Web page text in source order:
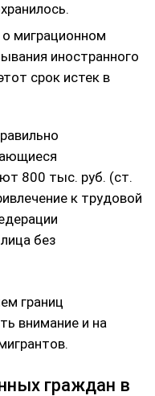
миграционном
иностранного
срок истек в
800 тыс. руб. (ст.
к трудовой
без
границ
внимание и на
граждан в